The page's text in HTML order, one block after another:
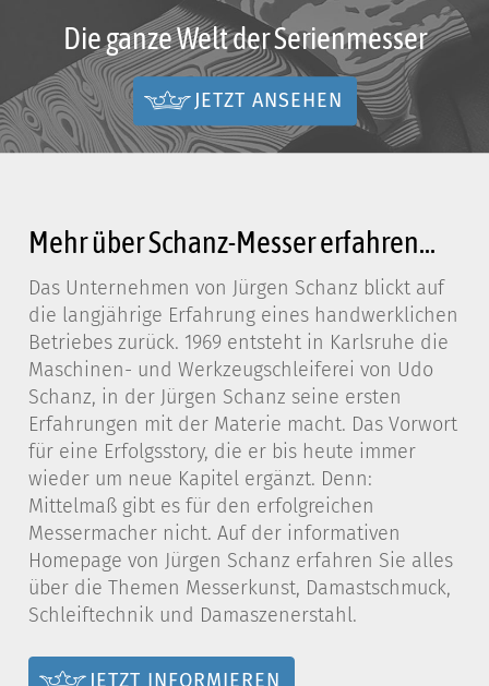
Die ganze Welt der Serienmesser
JETZT ANSEHEN
Mehr über Schanz-Messer erfahren...
Das Unternehmen von Jürgen Schanz blickt auf
die langjährige Erfahrung eines handwerklichen
Betriebes zurück. 1969 entsteht in Karlsruhe die
Maschinen- und Werkzeugschleiferei von Udo
Schanz, in der Jürgen Schanz seine ersten
Erfahrungen mit der Materie macht. Das Vorwort
für eine Erfolgsstory, die er bis heute immer
wieder um neue Kapitel ergänzt. Denn:
Mittelmaß gibt es für den erfolgreichen
Messermacher nicht. Auf der informativen
Homepage von Jürgen Schanz erfahren Sie alles
über die Themen Messerkunst, Damastschmuck,
Schleiftechnik und Damaszenerstahl.
JETZT INFORMIEREN